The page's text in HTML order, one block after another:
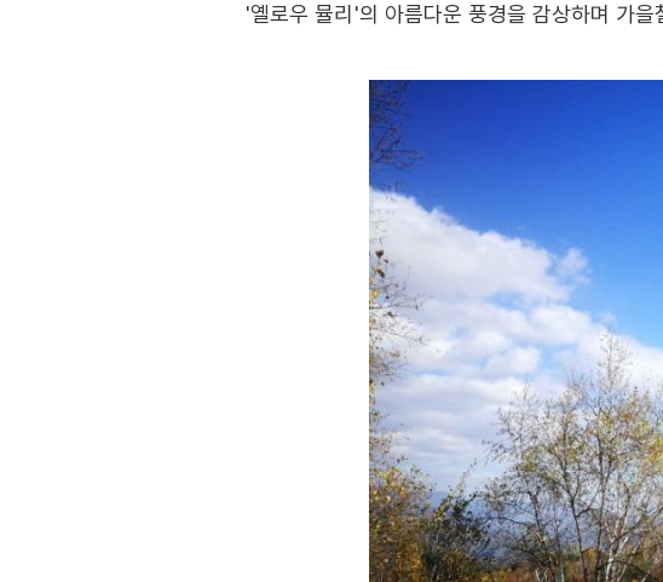
'옐로우 뮬리'의 아름다운 풍경을 감상하며 가